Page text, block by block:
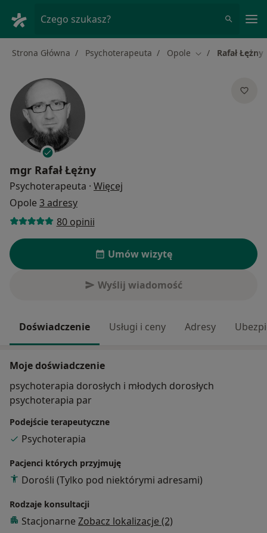
Czego szukasz?
Strona Główna Psychoterapeuta Opole Zmień miasto
Rafał Łężny
mgr Rafał Łężny
Psychoterapeuta · Więcej
Opole 3 adresy
80 opinii
Umów wizytę
Wyślij wiadomość
Doświadczenie Usługi i ceny Adresy
Moje doświadczenie
psychoterapia dorosłych i młodych dorosłych
psychoterapia par
Podejście terapeutyczne
Psychoterapia
Pacjenci których przyjmuję
Dorośli (Tylko pod niektórymi adresami)
Rodzaje konsultacji
Stacjonarne Zobacz lokalizacje (2)